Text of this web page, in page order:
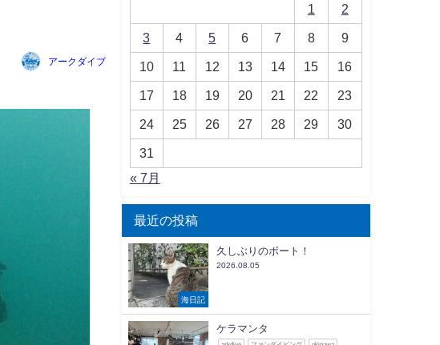
アークダイブ
1 2
3 4 5 6 7 8 9
10 11 12 13 14 15 16
17 18 19 20 21 22 23
24 25 26 27 28 29 30
31
« 7月
最近の投稿
海日記
久しぶりのボート！
2026.08.05
ケラマンタ